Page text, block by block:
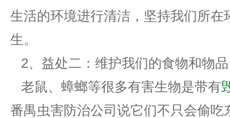
生活的环境进行清洁，坚持我们所在
生。
2、益处二：维护我们的食物和物品
老鼠、蟑螂等很多有害生物是带有
番禺虫害防治公司说它们不只会偷吃